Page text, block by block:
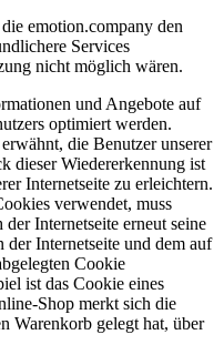
emotion.company den
Services
nicht möglich wären.
und Angebote auf
optimiert werden.
die Benutzer unserer
dieser Wiedererkennung ist
Internetseite zu erleichtern.
verwendet, muss
Internetseite erneut seine
der Internetseite und dem auf
Cookie
ist das Cookie eines
Shop merkt sich die
Warenkorb gelegt hat, über